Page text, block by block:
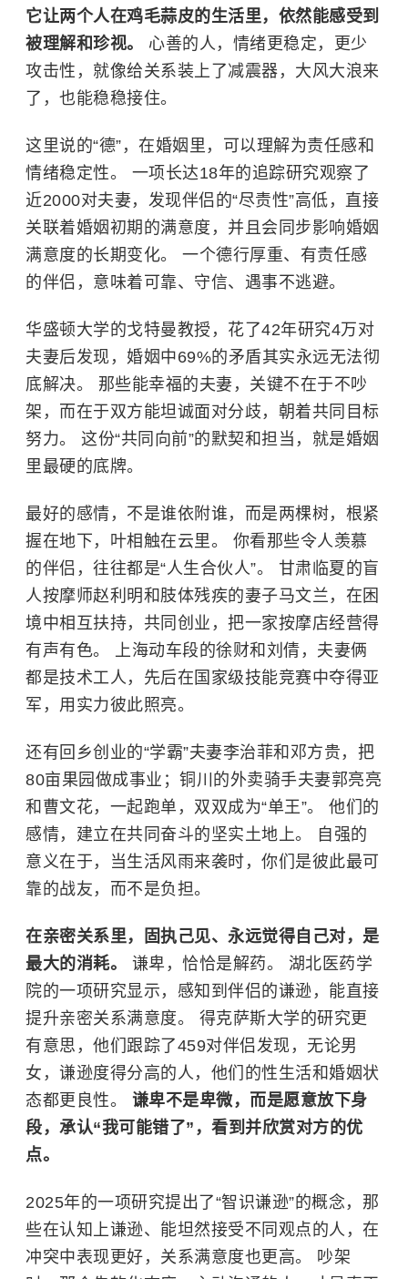
它让两个人在鸡毛蒜皮的生活里，依然能感受到
被理解和珍视。 心善的人，情绪更稳定，更少
攻击性，就像给关系装上了减震器，大风大浪来
了，也能稳稳接住。
这里说的“德”，在婚姻里，可以理解为责任感和
情绪稳定性。 一项长达18年的追踪研究观察了
近2000对夫妻，发现伴侣的“尽责性”高低，直接
关联着婚姻初期的满意度，并且会同步影响婚姻
满意度的长期变化。 一个德行厚重、有责任感
的伴侣，意味着可靠、守信、遇事不逃避。
华盛顿大学 的戈特曼教授，花了42年研究4万对
夫妻后发现，婚姻中69%的矛盾其实永远无法彻
底解决。 那些能幸福的夫妻，关键不在于不吵
架，而在于双方能坦诚面对分歧，朝着共同目标
努力。 这份“共同向前”的默契和担当，就是婚姻
里最硬的底牌。
最好的感情，不是谁依附谁，而是两棵树，根紧
握在地下，叶相触在云里。 你看那些令人羡慕
的伴侣，往往都是“人生合伙人”。 甘肃临夏的盲
人按摩师赵利明和肢体残疾的妻子马文兰，在困
境中相互扶持，共同创业，把一家按摩店经营得
有声有色。 上海动车段的徐财和刘倩，夫妻俩
都是技术工人，先后在国家级技能竞赛中夺得亚
军，用实力彼此照亮。
还有回乡创业的“学霸”夫妻李治菲和邓方贵，把
80亩果园做成事业；铜川的外卖骑手夫妻郭亮亮
和曹文花，一起跑单，双双成为“单王”。 他们的
感情，建立在共同奋斗的坚实土地上。 自强的
意义在于，当生活风雨来袭时，你们是彼此最可
靠的战友，而不是负担。
在亲密关系里，固执己见、永远觉得自己对，是
最大的消耗。 谦卑，恰恰是解药。 湖北医药学
院的一项研究显示，感知到伴侣的谦逊，能直接
提升亲密关系满意度。 得克萨斯大学的研究更
有意思，他们跟踪了459对伴侣发现，无论男
女，谦逊度得分高的人，他们的性生活和婚姻状
态都更良性。 谦卑不是卑微，而是愿意放下身
段，承认“我可能错了”，看到并欣赏对方的优
点。
2025年的一项研究提出了“智识谦逊”的概念，那
些在认知上谦逊、能坦然接受不同观点的人，在
冲突中表现更好，关系满意度也更高。 吵架